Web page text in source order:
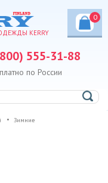
KERRY
0
555-31-88
по России
Зимние